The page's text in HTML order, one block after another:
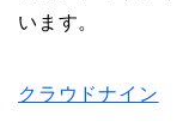
います。
クラウドナイン